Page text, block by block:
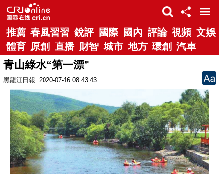
推薦 春風習習 銳評 國際 國內 評論 視頻 文娛
體育 原創 直播 財智 城市 地方 環創 汽車
青山綠水“第一漂”
黑龍江日報 2020-07-16 08:43:43